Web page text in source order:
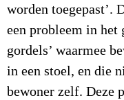
worden toegepast’.
een probleem in het
gordels’ waarmee
in een stoel, en die
bewoner zelf. Deze